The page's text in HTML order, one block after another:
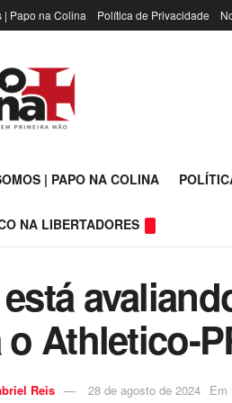
| Papo na Colina Política de Privacidade
| PAPO NA COLINA
NA LIBERTADORES
Athletico-
Reis 28 de agosto de 2024 Em